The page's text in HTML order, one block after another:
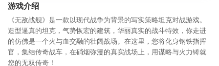
游戏介绍
《无敌战舰》是一款以现代战争为背景的写实策略坦克对战游戏。
造型逼真的坦克，气势恢宏的建筑，华丽真实的战斗特效，你走进
的仿佛是一个火与血交融的壮阔战场。在这里，您将化身钢铁指挥
官，集结传奇战车，在硝烟弥漫的真实战场上，用谋略与火力铸就
您的无双传奇！